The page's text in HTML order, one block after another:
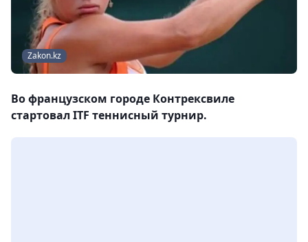
Zakon.kz
Во французском городе Контрексвиле
стартовал ITF теннисный турнир.